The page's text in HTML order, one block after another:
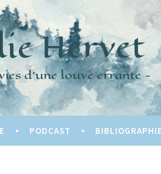
Hervet
d'une louve errante
PODCAST